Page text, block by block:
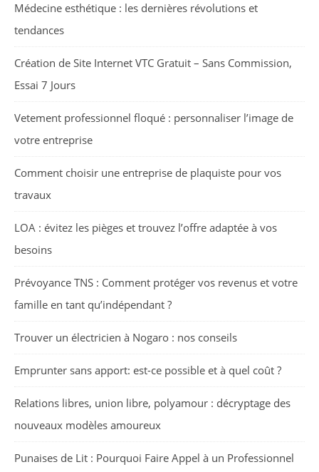
Médecine esthétique : les dernières révolutions et
tendances
Création de Site Internet VTC Gratuit – Sans Commission,
Essai 7 Jours
Vetement professionnel floqué : personnaliser l’image de
votre entreprise
Comment choisir une entreprise de plaquiste pour vos
travaux
LOA : évitez les pièges et trouvez l’offre adaptée à vos
besoins
Prévoyance TNS : Comment protéger vos revenus et votre
famille en tant qu’indépendant ?
Trouver un électricien à Nogaro : nos conseils
Emprunter sans apport: est-ce possible et à quel coût ?
Relations libres, union libre, polyamour : décryptage des
nouveaux modèles amoureux
Punaises de Lit : Pourquoi Faire Appel à un Professionnel